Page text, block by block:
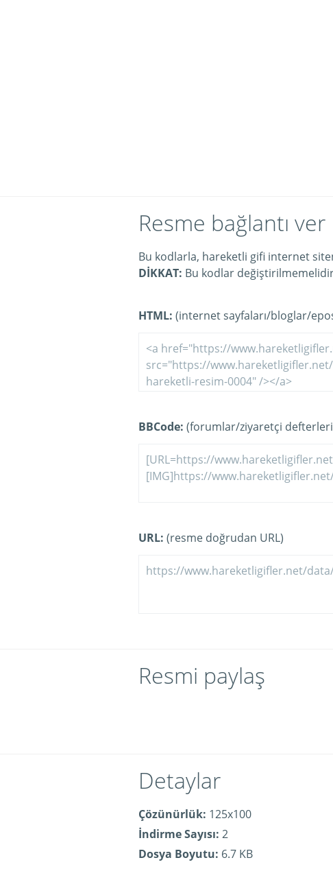
Resme bağlantı ver
Bu kodlarla, hareketli gifi internet
DİKKAT: Bu kodlar
HTML: (internet sayfaları/bloglar/
BBCode: (forumlar/ziyaretçi
URL: (resme doğrudan URL)
Resmi paylaş
Detaylar
Çözünürlük: 125x100
İndirme Sayısı: 2
Dosya Boyutu: 6.7 KB